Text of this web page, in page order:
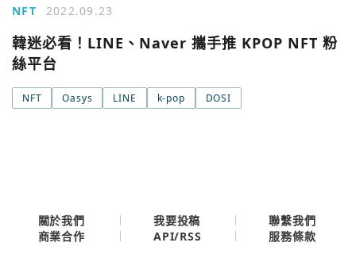
NFT 2022.09.23
韓迷必看！LINE、Naver 攜手推 KPOP NFT 粉
絲平台
NFT Oasys LINE k-pop DOSI
今日熱門
關閉
關於我們 我要投稿
聯繫我們
商業合作
API/RSS 服務條款